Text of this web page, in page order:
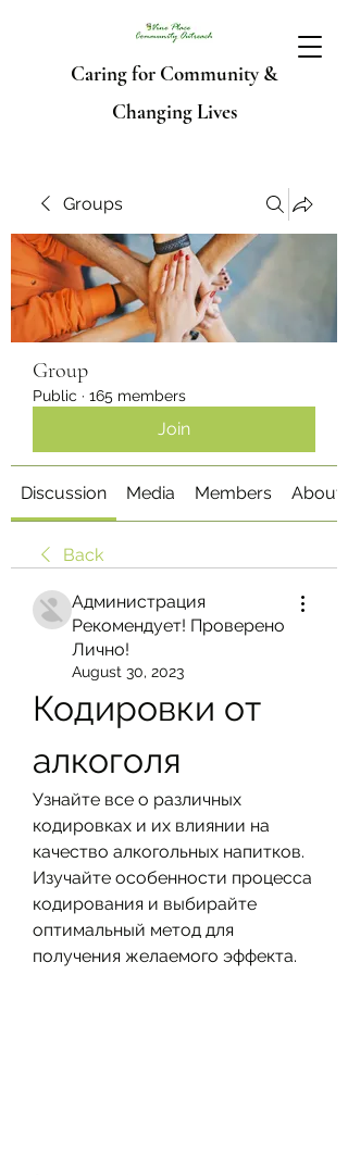
Caring for Community &
Changing Lives
Groups
Group
Public · 165 members
Join
Discussion Media Members About
Back
Администрация
Рекомендует! Проверено
Лично!
August 30, 2023
Кодировки от
алкоголя
Узнайте все о различных
кодировках и их влиянии на
качество алкогольных напитков.
Изучайте особенности процесса
кодирования и выбирайте
оптимальный метод для
получения желаемого эффекта.